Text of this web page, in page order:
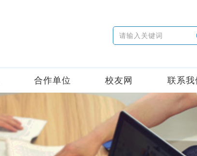
合作单位 校友网 联系我